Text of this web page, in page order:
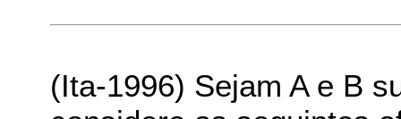
(Ita-1996) Sejam A e B